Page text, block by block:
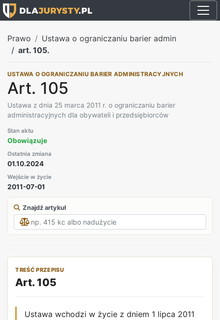
Prawo
Ustawa o ograniczaniu barier admin
art. 105.
USTAWA O OGRANICZANIU BARIER ADMINISTRACYJNYCH
Art. 105
Ustawa z dnia 25 marca 2011 r. o ograniczaniu barier
administracyjnych dla obywateli i przedsiębiorców
Stan aktu
Obowiązuje
Ostatnia zmiana
01.10.2024
Wejście w życie
2011-07-01
Znajdź artykuł
TREŚĆ PRZEPISU
Art. 105
Ustawa wchodzi w życie z dniem 1 lipca 2011